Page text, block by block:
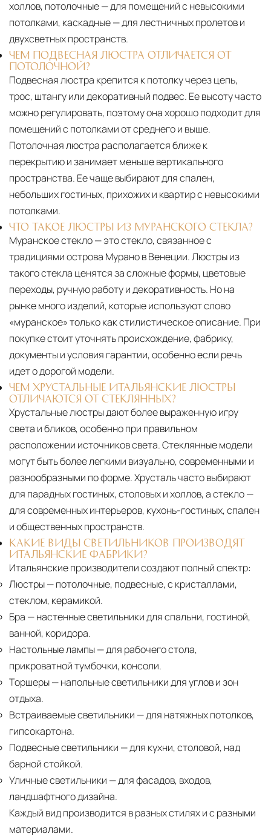
холлов, потолочные — для помещений с невысокими
потолками, каскадные — для лестничных пролетов и
двухсветных пространств.
ЧЕМ ПОДВЕСНАЯ ЛЮСТРА ОТЛИЧАЕТСЯ ОТ
ПОТОЛОЧНОЙ?
Подвесная люстра крепится к потолку через цепь,
трос, штангу или декоративный подвес. Ее высоту часто
можно регулировать, поэтому она хорошо подходит для
помещений с потолками от среднего и выше.
Потолочная люстра располагается ближе к
перекрытию и занимает меньше вертикального
пространства. Ее чаще выбирают для спален,
небольших гостиных, прихожих и квартир с невысокими
потолками.
ЧТО ТАКОЕ ЛЮСТРЫ ИЗ МУРАНСКОГО СТЕКЛА?
Муранское стекло — это стекло, связанное с
традициями острова Мурано в Венеции. Люстры из
такого стекла ценятся за сложные формы, цветовые
переходы, ручную работу и декоративность. Но на
рынке много изделий, которые используют слово
«муранское» только как стилистическое описание. При
покупке стоит уточнять происхождение, фабрику,
документы и условия гарантии, особенно если речь
идет о дорогой модели.
ЧЕМ ХРУСТАЛЬНЫЕ ИТАЛЬЯНСКИЕ ЛЮСТРЫ
ОТЛИЧАЮТСЯ ОТ СТЕКЛЯННЫХ?
Хрустальные люстры дают более выраженную игру
света и бликов, особенно при правильном
расположении источников света. Стеклянные модели
могут быть более легкими визуально, современными и
разнообразными по форме. Хрусталь часто выбирают
для парадных гостиных, столовых и холлов, а стекло —
для современных интерьеров, кухонь-гостиных, спален
и общественных пространств.
КАКИЕ ВИДЫ СВЕТИЛЬНИКОВ ПРОИЗВОДЯТ
ИТАЛЬЯНСКИЕ ФАБРИКИ?
Итальянские производители создают полный спектр:
Люстры— потолочные, подвесные, с кристаллами,
стеклом, керамикой.
Бра — настенные светильники для спальни, гостиной,
ванной, коридора.
Настольные лампы— для рабочего стола,
прикроватной тумбочки, консоли.
Торшеры— напольные светильники для углов и зон
отдыха.
Встраиваемые светильники — для натяжных потолков,
гипсокартона.
Подвесные светильники — для кухни, столовой, над
барной стойкой.
Уличные светильники — для фасадов, входов,
ландшафтного дизайна.
Каждый вид производится в разных стилях и с разными
материалами.